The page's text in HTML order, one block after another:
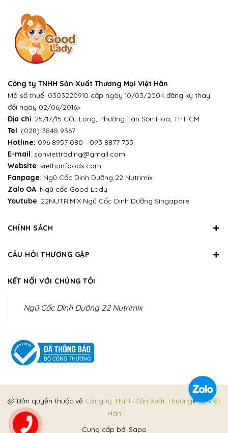
Công ty TNHH Sản Xuất Thương Mại Việt Hân
Mã số thuế: 0303220910 cấp ngày 10/03/2004 đăng ký thay
đổi ngày 02/06/2016>
Địa chỉ: 25/17/15 Cửu Long, Phường Tân Sơn Hoà, TP.HCM
Tel: (028) 3848 9367
Hotline: 096 8957 080 - 093 8877 755
E-mail: sonviettrading@gmail.com
Website: viethanfoods.com
Fanpage: Ngũ Cốc Dinh Dưỡng 22 Nutrimix
Zalo OA: Ngũ cốc Good Lady
Youtube: 22NUTRIMIX Ngũ Cốc Dinh Dưỡng Singapore
CHÍNH SÁCH
CÂU HỎI THƯƠNG GẶP
KẾT NỐI VỚI CHÚNG TÔI
Ngũ Cốc Dinh Dưỡng 22 Nutrimix
@ Bản quyền thuộc về Công ty TNHH Sản Xuất Thương Mại Việt
Hân
Cung cấp bởi Sapo